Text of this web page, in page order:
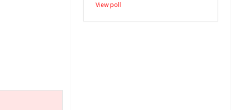
View poll